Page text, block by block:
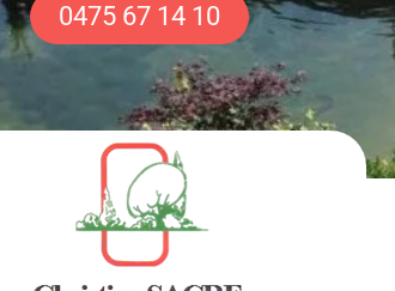
0475 67 14 10